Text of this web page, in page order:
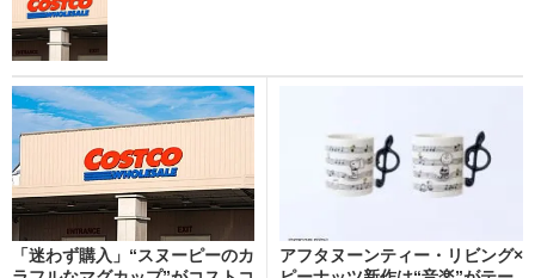
「迷わず購入」“スヌーピーのカ
アフタヌーンティー・リビング×